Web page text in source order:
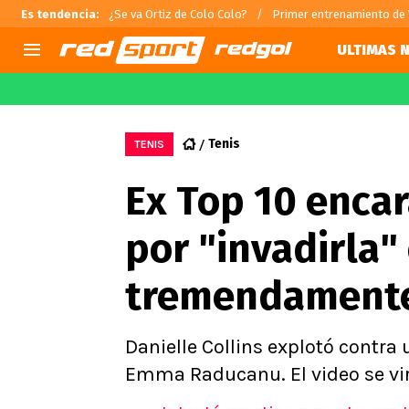
Es tendencia: ¿Se va Ortiz de Colo Colo? Primer entrenamiento de
Selección Chilena
U de Chile
U Católica
Campeonato Nacional
Primera B
Segunda División
Copa Chile
Supercopa Chile
Campeonato Femenino
Alexis
Carlos
ULTIMAS
TENIS Tenis
Ex Top 10
por "invadirla"
Danielle Collins explotó
Emma Raducanu. El video se